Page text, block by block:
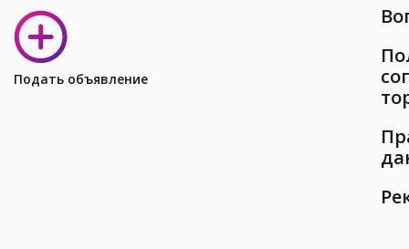
Подать объявление